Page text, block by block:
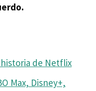
historia de Netflix
Max, Disney+,